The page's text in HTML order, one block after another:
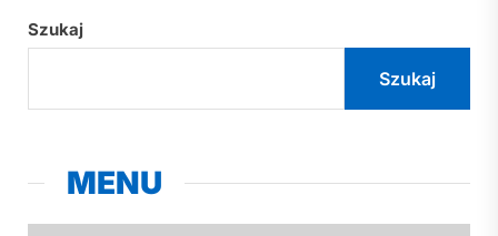
Szukaj
Szukaj
MENU